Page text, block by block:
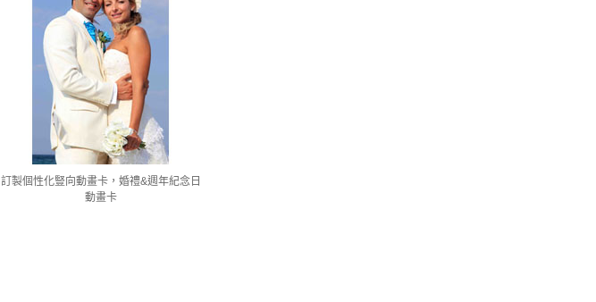
訂製個性化豎向動畫卡，婚禮&週年紀念日
動畫卡